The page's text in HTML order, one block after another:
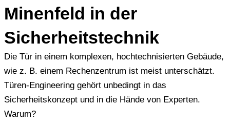
Minenfeld in der
Sicherheitstechnik
Die Tür in einem komplexen, hochtechnisierten Gebäude,
wie z. B. einem Rechenzentrum ist meist unterschätzt.
Türen-Engineering gehört unbedingt in das
Sicherheitskonzept und in die Hände von Experten.
Warum?